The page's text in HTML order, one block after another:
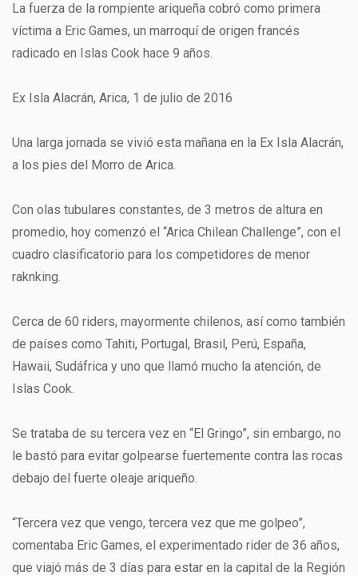
La fuerza de la rompiente ariqueña cobró como primera
víctima a Eric Games, un marroquí de origen francés
radicado en Islas Cook hace 9 años.
Ex Isla Alacrán, Arica, 1 de julio de 2016
Una larga jornada se vivió esta mañana en la Ex Isla Alacrán,
a los pies del Morro de Arica.
Con olas tubulares constantes, de 3 metros de altura en
promedio, hoy comenzó el “Arica Chilean Challenge”, con el
cuadro clasificatorio para los competidores de menor
raknking.
Cerca de 60 riders, mayormente chilenos, así como también
de países como Tahiti, Portugal, Brasil, Perú, España,
Hawaii, Sudáfrica y uno que llamó mucho la atención, de
Islas Cook.
Se trataba de su tercera vez en “El Gringo”, sin embargo, no
le bastó para evitar golpearse fuertemente contra las rocas
debajo del fuerte oleaje ariqueño.
“Tercera vez que vengo, tercera vez que me golpeo”,
comentaba Eric Games, el experimentado rider de 36 años,
que viajó más de 3 días para estar en la capital de la Región